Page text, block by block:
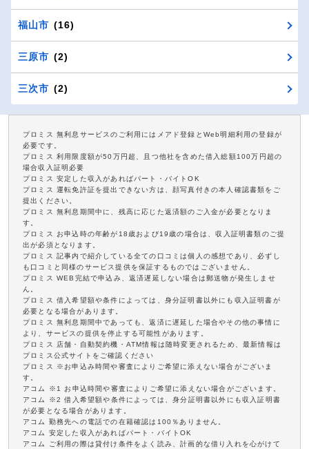
福山市 (16)
三原市 (2)
三次市 (2)
プロミス 無利息サービスのご利用にはメアド登録とWeb明細利用の登録が
必要です。
プロミス 利用限度額が50万円超、且つ他社を含めた借入総額100万円超の
場合収入証明必要
プロミス 安定した収入があればパート・バイトOK
プロミス 運転免許証を提出できない方は、顔写真付きの本人確認書類をご
提出ください。
プロミス 無利息期間中に、残高に応じた返済額のご入金が必要となりま
す。
プロミス お申込時の年齢が18歳および19歳の場合は、収入証明書類のご提
出が必須となります。
プロミス 記事内で紹介している全ての口コミは個人の感想であり、必ずし
も口コミと同様のサービス提供を保証するものではございません。
プロミス WEB完結で申込み、返済遅延しない場合は郵送物が発生しませ
ん。
プロミス 借入希望額や条件によっては、身分証明書以外にも収入証明書が
必要となる場合があります。
プロミス 無利息期間中であっても、返済に遅延した場合やその他の事情に
より、サービスの提供を停止する可能性があります。
プロミス 店舗・自動契約機・ATM情報は随時変更されるため、最新情報は
プロミス公式サイトをご確認ください
プロミス ※お申込み時間や審査によりご希望に添えない場合がございま
す。
アコム ※1 お申込時間や審査によりご希望に添えない場合がございます。
アコム ※2 借入希望額や条件によっては、身分証明書以外にも収入証明書
が必要となる場合があります。
アコム 勤務先への電話での在籍確認は100％ありません。
アコム 安定した収入があればパート・バイトOK
アコム ご利用の際は貸付け条件をよく読み、計画的な借り入れを心がけて